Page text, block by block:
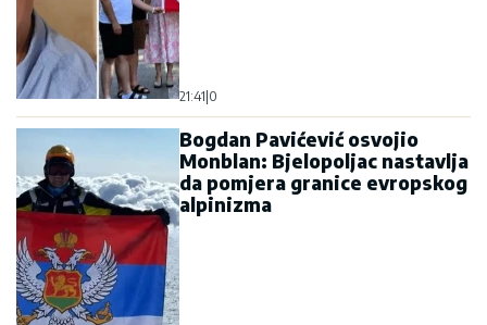
21:41 0
Bogdan Pavićević osvojio
Monblan: Bjelopoljac nastavlja
da pomjera granice evropskog
alpinizma